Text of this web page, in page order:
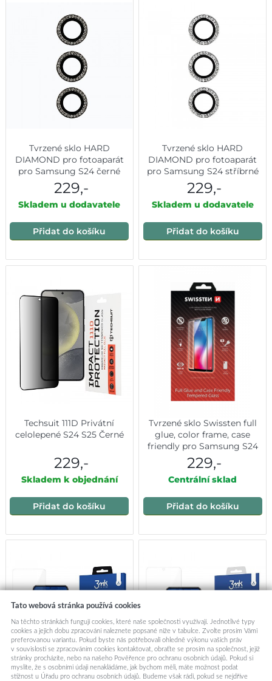
Tvrzené sklo HARD
DIAMOND pro fotoaparát
pro Samsung S24 černé
229,-
Skladem u dodavatele
Přidat do košíku
Tvrzené sklo HARD
DIAMOND pro fotoaparát
pro Samsung S24 stříbrné
229,-
Skladem u dodavatele
Přidat do košíku
Techsuit 111D Privátní
celolepené S24 S25 Černé
229,-
Skladem k objednání
Přidat do košíku
Tvrzené sklo Swissten full
glue, color frame, case
friendly pro Samsung S24
černé
229,-
Centrální sklad
Přidat do košíku
Tato webová stránka používá cookies
Na těchto stránkách fungují cookies, které naše společnosti využívají. Jednotlivé typy
cookies a jejich dobu zpracování naleznete popsané níže v tabulce. Zvolte prosím Vámi
preferovanou variantu. Pokud byste nás potřebovali ohledně výkonu vašich práv
v souvislosti se zpracováním cookies kontaktovat, obraťte se prosím na společnost, jejíž
stránky procházíte, nebo na našeho Pověřence pro ochranu osobních údajů. Pokud si
myslíte, že s osobními údaji nenakládáme, jak bychom měli, máte možnost podat
stížnost u Úřadu pro ochranu osobních údajů. Budeme však rádi, pokud se nejdříve